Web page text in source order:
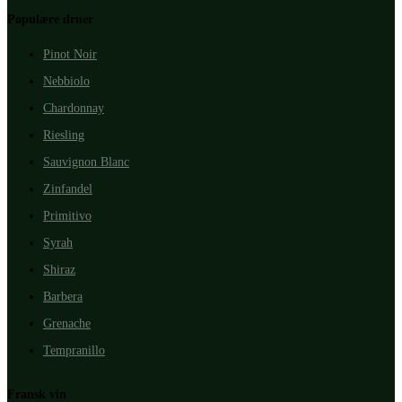
Populære druer
Pinot Noir
Nebbiolo
Chardonnay
Riesling
Sauvignon Blanc
Zinfandel
Primitivo
Syrah
Shiraz
Barbera
Grenache
Tempranillo
Fransk vin